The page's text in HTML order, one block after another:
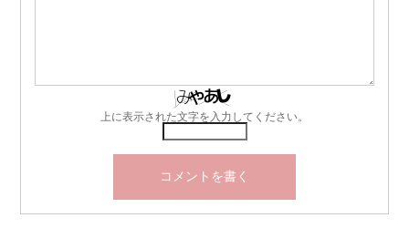
上に表示された文字を入力してください。